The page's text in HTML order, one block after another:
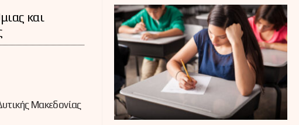
και
Μακεδονίας